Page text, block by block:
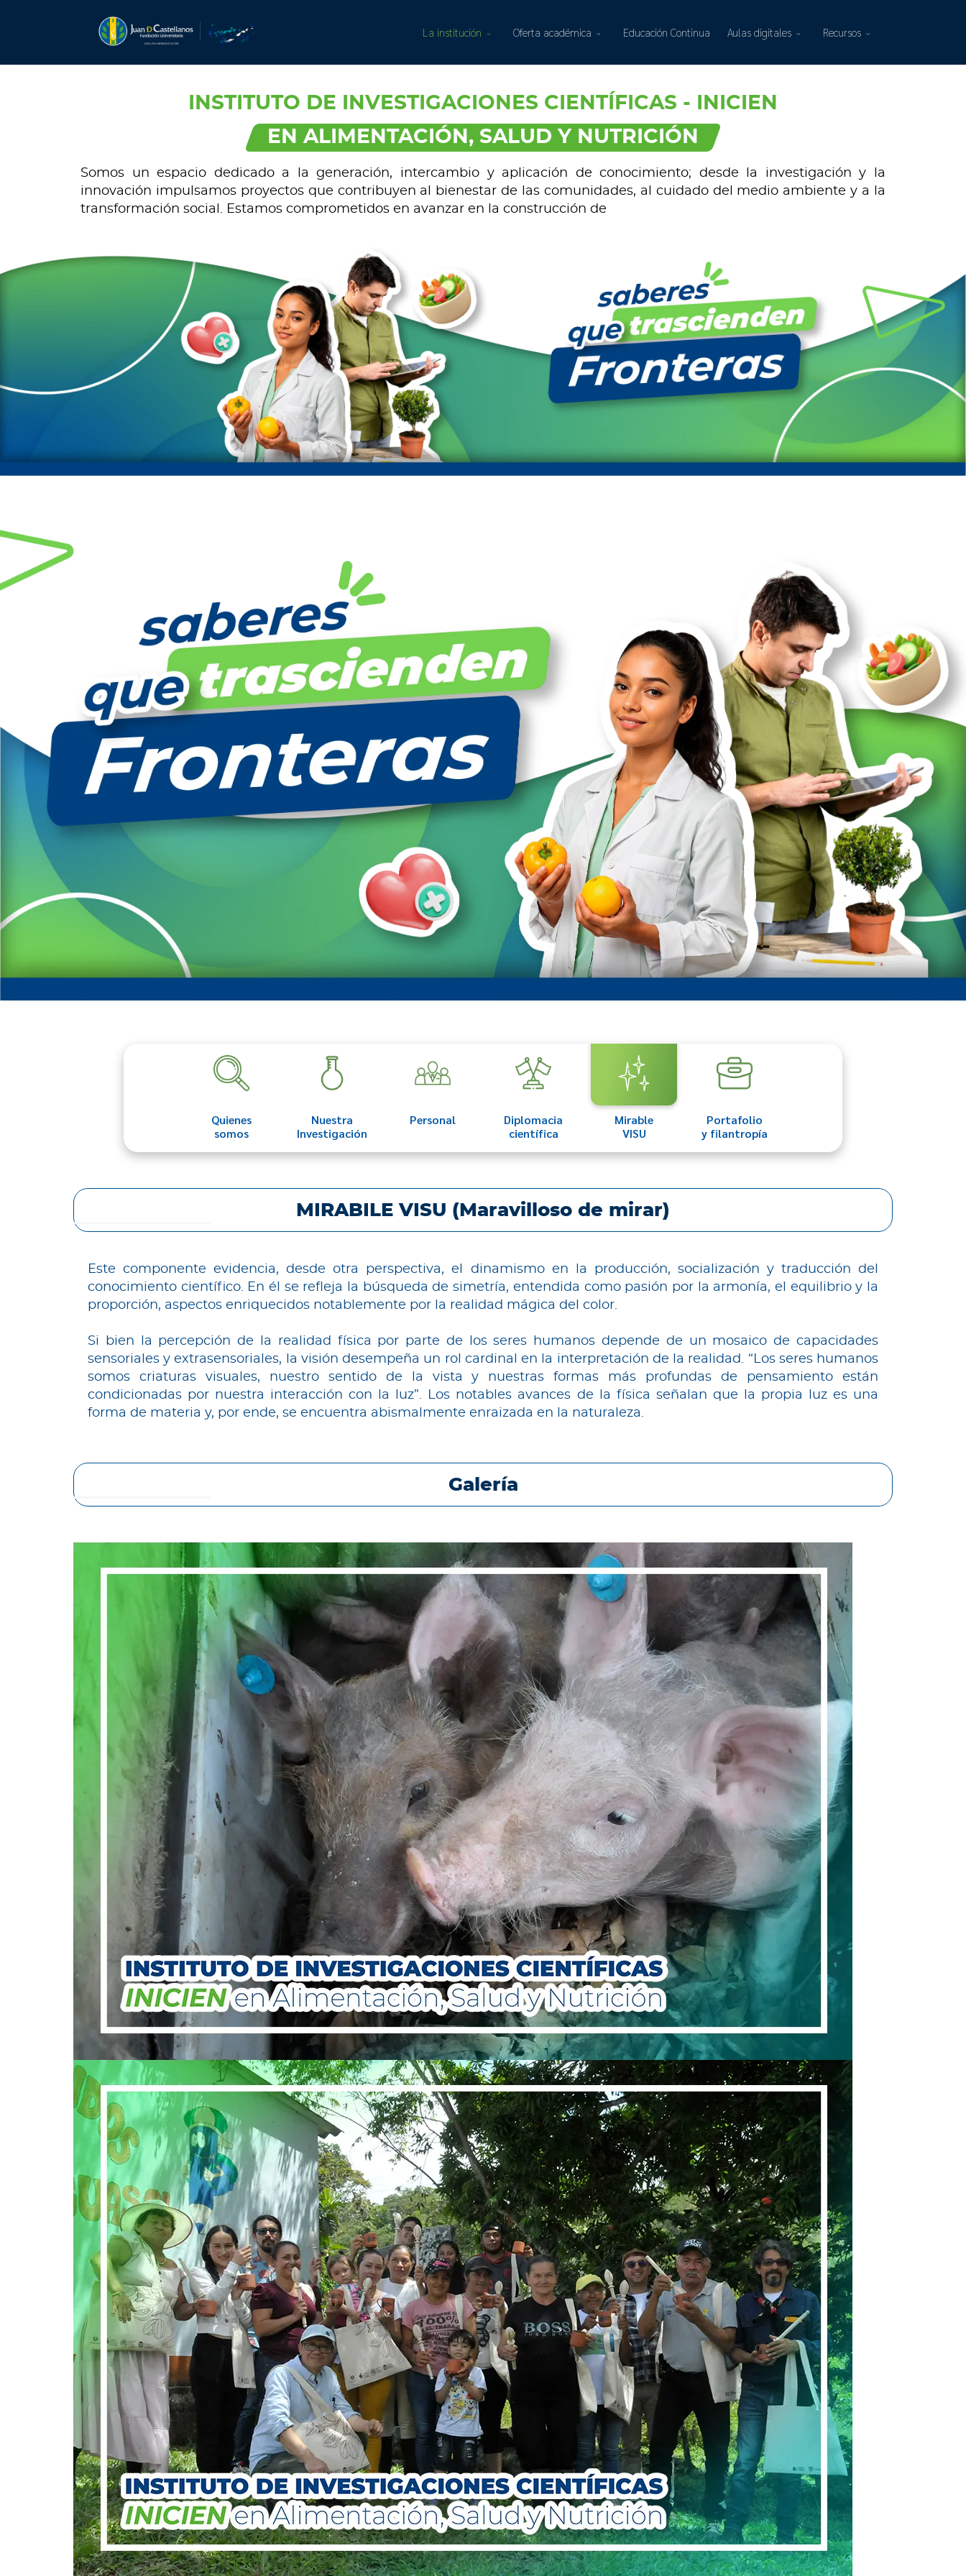
La institución Oferta académica Educación Continua Aulas digitales Recursos
INSTITUTO DE INVESTIGACIONES CIENTÍFICAS - INICIEN
EN ALIMENTACIÓN, SALUD Y NUTRICIÓN
Somos un espacio dedicado a la generación, intercambio y aplicación de conocimiento; desde la investigación y la
innovación impulsamos proyectos que contribuyen al bienestar de las comunidades, al cuidado del medio ambiente y a la
transformación social. Estamos comprometidos en avanzar en la construcción de
Quienes
somos
Nuestra
Investigación
Personal
Diplomacia
científica
Mirable
VISU
Portafolio
y filantropía
MIRABILE VISU (Maravilloso de mirar)
Este componente evidencia, desde otra perspectiva, el dinamismo en la producción, socialización y traducción del
conocimiento científico. En él se refleja la búsqueda de simetría, entendida como pasión por la armonía, el equilibrio y la
proporción, aspectos enriquecidos notablemente por la realidad mágica del color.
Si bien la percepción de la realidad física por parte de los seres humanos depende de un mosaico de capacidades
sensoriales y extrasensoriales, la visión desempeña un rol cardinal en la interpretación de la realidad. “Los seres humanos
somos criaturas visuales, nuestro sentido de la vista y nuestras formas más profundas de pensamiento están
condicionadas por nuestra interacción con la luz”. Los notables avances de la física señalan que la propia luz es una
forma de materia y, por ende, se encuentra abismalmente enraizada en la naturaleza.
Galería